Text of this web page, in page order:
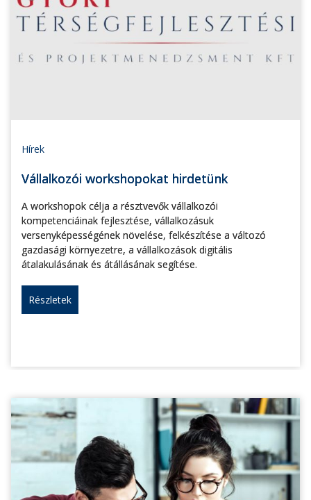
Hírek
Vállalkozói workshopokat hirdetünk
A workshopok célja a résztvevők vállalkozói
kompetenciáinak fejlesztése, vállalkozásuk
versenyképességének növelése, felkészítése a változó
gazdasági környezetre, a vállalkozások digitális
átalakulásának és átállásának segítése.
Részletek